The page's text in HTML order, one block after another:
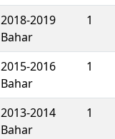
2018-2019
Bahar
1
2015-2016
Bahar
1
2013-2014
Bahar
1